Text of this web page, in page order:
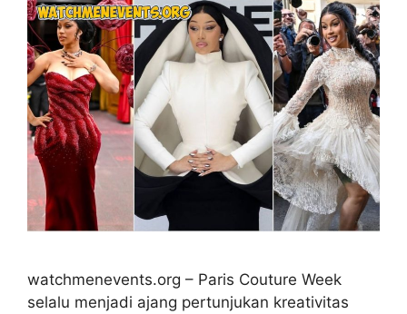
watchmenevents.org – Paris Couture Week
selalu menjadi ajang pertunjukan kreativitas